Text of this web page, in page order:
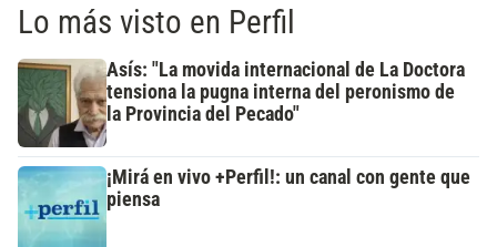
Lo más visto en Perfil
Asís: "La movida internacional de La Doctora
tensiona la pugna interna del peronismo de
la Provincia del Pecado"
¡Mirá en vivo +Perfil!: un canal con gente que
piensa